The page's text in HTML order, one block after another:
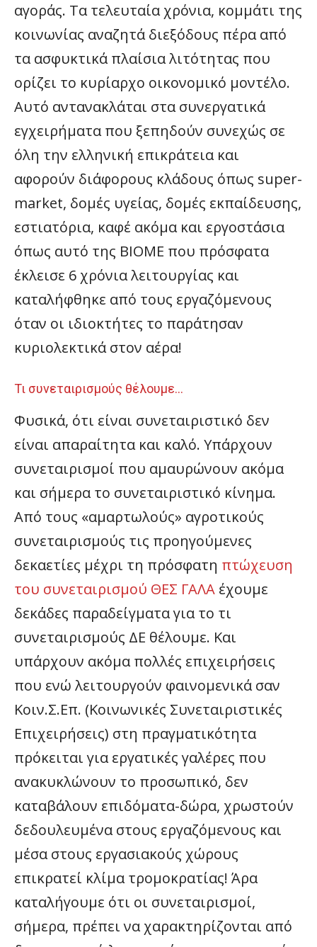
αγοράς. Τα τελευταία χρόνια, κομμάτι της
κοινωνίας αναζητά διεξόδους πέρα από
τα ασφυκτικά πλαίσια λιτότητας που
ορίζει το κυρίαρχο οικονομικό μοντέλο.
Αυτό αντανακλάται στα συνεργατικά
εγχειρήματα που ξεπηδούν συνεχώς σε
όλη την ελληνική επικράτεια και
αφορούν διάφορους κλάδους όπως super-
market, δομές υγείας, δομές εκπαίδευσης,
εστιατόρια, καφέ ακόμα και εργοστάσια
όπως αυτό της ΒΙΟΜΕ που πρόσφατα
έκλεισε 6 χρόνια λειτουργίας και
καταλήφθηκε από τους εργαζόμενους
όταν οι ιδιοκτήτες το παράτησαν
κυριολεκτικά στον αέρα!
Τι συνεταιρισμούς θέλουμε…
Φυσικά, ότι είναι συνεταιριστικό δεν
είναι απαραίτητα και καλό. Υπάρχουν
συνεταιρισμοί που αμαυρώνουν ακόμα
και σήμερα το συνεταιριστικό κίνημα.
Από τους «αμαρτωλούς» αγροτικούς
συνεταιρισμούς τις προηγούμενες
δεκαετίες μέχρι τη πρόσφατη πτώχευση
του συνεταιρισμού ΘΕΣ ΓΑΛΑ έχουμε
δεκάδες παραδείγματα για το τι
συνεταιρισμούς ΔΕ θέλουμε. Και
υπάρχουν ακόμα πολλές επιχειρήσεις
που ενώ λειτουργούν φαινομενικά σαν
Κοιν.Σ.Επ. (Κοινωνικές Συνεταιριστικές
Επιχειρήσεις) στη πραγματικότητα
πρόκειται για εργατικές γαλέρες που
ανακυκλώνουν το προσωπικό, δεν
καταβάλουν επιδόματα-δώρα, χρωστούν
δεδουλευμένα στους εργαζόμενους και
μέσα στους εργασιακούς χώρους
επικρατεί κλίμα τρομοκρατίας! Άρα
καταλήγουμε ότι οι συνεταιρισμοί,
σήμερα, πρέπει να χαρακτηρίζονται από